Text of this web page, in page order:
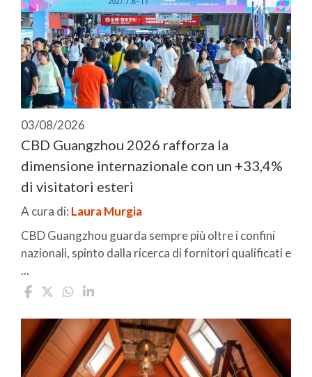
03/08/2026
CBD Guangzhou 2026 rafforza la
dimensione internazionale con un +33,4%
di visitatori esteri
A cura di: Laura Murgia
CBD Guangzhou guarda sempre più oltre i confini
nazionali, spinto dalla ricerca di fornitori qualificati e
...